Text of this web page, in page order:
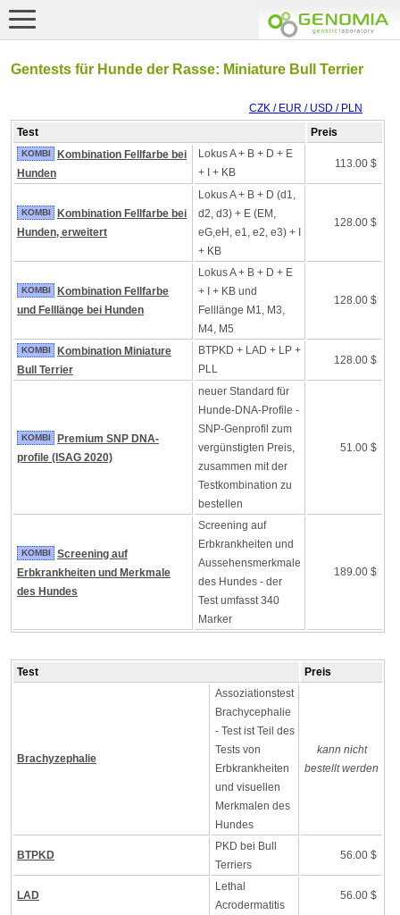
Gentests für Hunde der Rasse: Miniature Bull Terrier
CZK / EUR / USD / PLN
Test
Preis
KOMBI
Kombination Fellfarbe bei
Hunden
Lokus A + B + D + E
+ I + KB
113.00 $
KOMBI
Kombination Fellfarbe bei
Hunden, erweitert
Lokus A + B + D (d1,
d2, d3) + E (EM,
eG,eH, e1, e2, e3) + I
+ KB
128.00 $
KOMBI
Kombination Fellfarbe
und Felllänge bei Hunden
Lokus A + B + D + E
+ I + KB und
Felllänge M1, M3,
M4, M5
128.00 $
KOMBI
Kombination Miniature
Bull Terrier
BTPKD + LAD + LP +
PLL
128.00 $
KOMBI
Premium SNP DNA-
profile (ISAG 2020)
neuer Standard für
Hunde-DNA-Profile -
SNP-Genprofil zum
vergünstigten Preis,
zusammen mit der
Testkombination zu
bestellen
51.00 $
KOMBI
Screening auf
Erbkrankheiten und Merkmale
des Hundes
Screening auf
Erbkrankheiten und
Aussehensmerkmale
des Hundes - der
Test umfasst 340
Marker
189.00 $
Test Preis
Brachyzephalie
Assoziationstest
Brachycephalie
- Test ist Teil des
Tests von
Erbkrankheiten
und visuellen
Merkmalen des
Hundes
kann nicht
bestellt werden
BTPKD
PKD bei Bull
Terriers
56.00 $
LAD
Lethal
Acrodermatitis
56.00 $